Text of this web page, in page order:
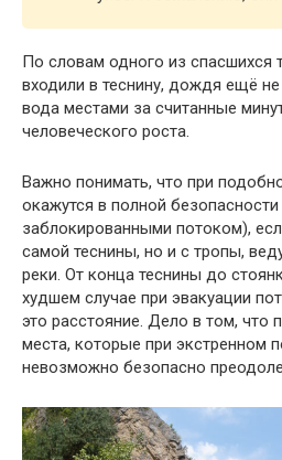
По словам одного из спасшихся
входили в теснину, дождя ещё
вода местами за считанные
человеческого роста.
Важно понимать, что при
окажутся в полной
заблокированными потоком),
самой теснины, но и с тропы,
реки. От конца теснины до
худшем случае при эвакуации
это расстояние. Дело в том, что
места, которые при экстренном
невозможно безопасно